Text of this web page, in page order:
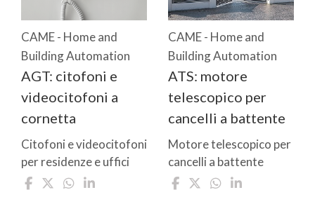
CAME - Home and
Building Automation
AGT: citofoni e
videocitofoni a
cornetta
Citofoni e videocitofoni
per residenze e uffici
CAME - Home and
Building Automation
ATS: motore
telescopico per
cancelli a battente
Motore telescopico per
cancelli a battente